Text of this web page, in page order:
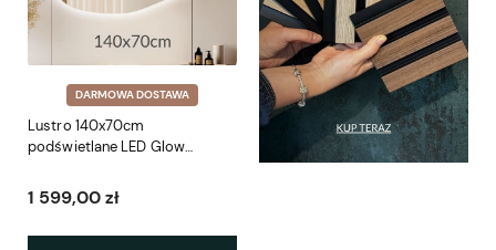
DARMOWA DOSTAWA
Lustro 140x70cm
podświetlane LED Glow
1 599,00 zł